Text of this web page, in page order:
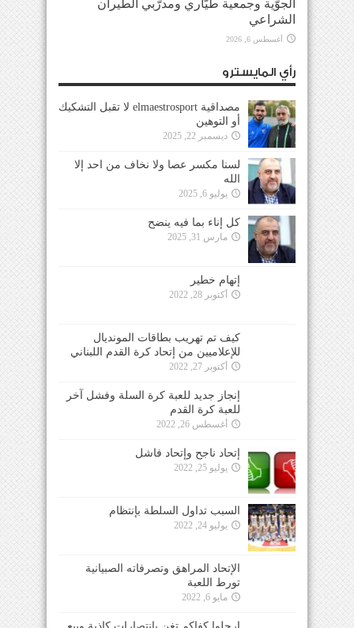
الجوّية وجمعية طيّاري ومدرّبي الطيران
الشراعي
أغسطس 6, 2026
رأي المايسترو
مصداقية elmaestrosport لا تقبل التشكيك
أو التوهين
ديسمبر 22, 2025
لسنا مكسر عصا ولا نخاف من احد إلا
الله
يوليو 6, 2025
كل إناء بما فيه ينضح
مارس 31, 2025
إتهام خطير
أكتوبر 28, 2022
كيف تم تهريب بطاقات المونديال
للإعلاميين من إتحاد كرة القدم اللبناني
أكتوبر 27, 2022
إنجاز جديد للعبة كرة السلة وفشل آخر
للعبة كرة القدم
أغسطس 26, 2022
إتحاد ناجح وإتحاد فاشل
يوليو 25, 2022
السبب تداول السلطة بإنتظام
يوليو 24, 2022
الإتحاد المراهق وتصرفاته الصبيانية
تورط اللعبة
مايو 6, 2022